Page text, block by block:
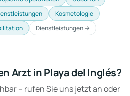
Kosmetologie
Dienstleistungen →
Arzt in Playa del Inglés?
– rufen Sie uns jetzt an oder